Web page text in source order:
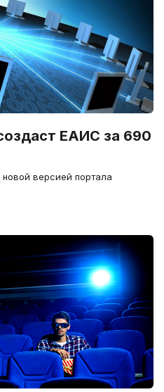
ЕАИС за 690
версией портала